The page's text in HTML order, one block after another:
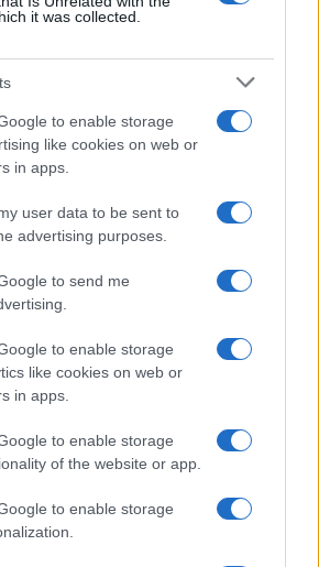
it was collected.
to enable storage
like cookies on web or
in apps.
user data to be sent to
advertising purposes.
to send me
to enable storage
like cookies on web or
in apps.
to enable storage
of the website or app.
to enable storage
το σκηνικό – Τι καιρό
Καιρός:
αναμένεται
04/08/2026 -
τον
Μετά τα